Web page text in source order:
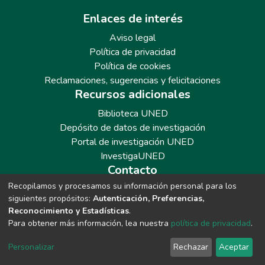
Enlaces de interés
Aviso legal
Política de privacidad
Política de cookies
Reclamaciones, sugerencias y felicitaciones
Recursos adicionales
Biblioteca UNED
Depósito de datos de investigación
Portal de investigación UNED
InvestigaUNED
Contacto
Teléfono: 913986562 / 6643 / 6633 / 8766
Correo: repositoriobiblioteca@adm.uned.es
Recopilamos y procesamos su información personal para los
siguientes propósitos: Autenticación, Preferencias,
Reconocimiento y Estadísticas.
Para obtener más información, lea nuestra política de privacidad.
Personalizar Rechazar Aceptar